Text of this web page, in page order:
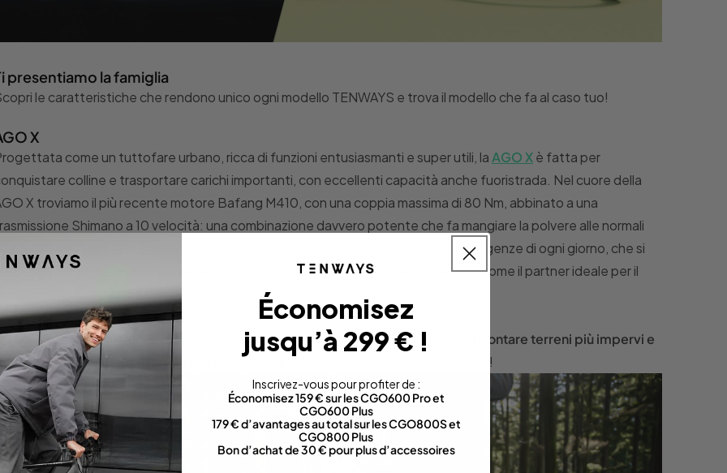
presentiamo la famiglia
le caratteristiche che rendono unico ogni modello TENWAYS e trova il modello che fa al caso tuo!
X
come un tuttofare urbano, ricca di funzioni entusiasmanti e super utili, la AGO Xè fatta per
colline e trasportare carichi importanti, con eccellenti capacità anche fuoristrada. Nel cuore della
X troviamo il più recente motore Bafang M410, con una coppia massima di 80 Nm, abbinato a una
Shimano a 10 velocità: una combinazione davvero potente che fa mangiare la polvere alle normali
da città! Con un'autonomia fino a 100 km, la AGO X gestirà con facilità le tue esigenze di ogni giorno, che si
dei viaggi da pendolare o delle commissioni quotidiane, proponendosi anche come il partner ideale per il
fuoristrada.
X è ideale per: Chi vive in periferia, con percorsi più lunghi, e si trova ad affrontare terreni più impervi e
e con più carichi da portare. Amerai la versatilità integrata nella AGO X!
Économisez
jusqu’à 299 € !
Inscrivez-vous pour profiter de :
Économisez 159 € sur les CGO600 Pro et
CGO600 Plus
179 € d’avantages au total sur les CGO800S et
CGO800 Plus
Bon d’achat de 30 € pour plus d’accessoires